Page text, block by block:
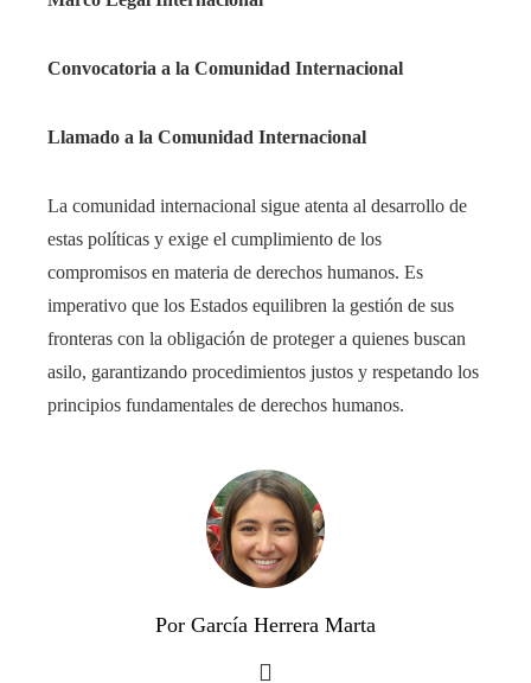
Convocatoria a la Comunidad Internacional
Llamado a la Comunidad Internacional
La comunidad internacional sigue atenta al desarrollo de
estas políticas y exige el cumplimiento de los
compromisos en materia de derechos humanos. Es
imperativo que los Estados equilibren la gestión de sus
fronteras con la obligación de proteger a quienes buscan
asilo, garantizando procedimientos justos y respetando los
principios fundamentales de derechos humanos.
Por García Herrera Marta